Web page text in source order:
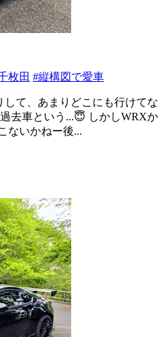
枚田 #縦構図で愛車
て、あまりどこにも行けてな
去車という...😇 しかしWRXか
ないかねー後...